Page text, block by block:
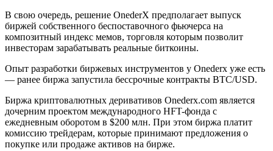
В свою очередь, решение OnederX предполагает выпуск
биржей собственного беспоставочного фьючерса на
композитный индекс мемов, торговля которым позволит
инвесторам зарабатывать реальные биткоины.
Опыт разработки биржевых инструментов у Onederx уже есть
— ранее биржа запустила бессрочные контракты BTC/USD.
Биржа криптовалютных деривативов Onederx.com является
дочерним проектом международного HFT-фонда с
ежедневным оборотом в $200 млн. При этом биржа платит
комиссию трейдерам, которые принимают предложения о
покупке или продаже активов на бирже.